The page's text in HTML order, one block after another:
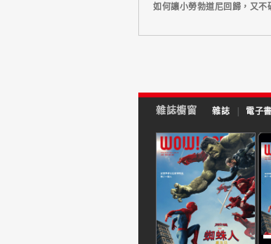
如何讓小勞勃道尼回歸，又不
雜誌櫥窗 雜誌 | 電子書